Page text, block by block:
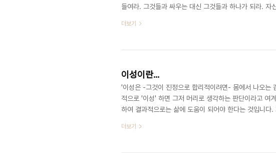
들여라. 그것들과 싸우는 대신 그것들과 하나가 되라. 자
아닐런지요
더보기
이성이란...
'이성은 -그것이 진정으로 합리적이려면- 몸에서 나오
적으로 '이성' 하면 그저 머리로 생각하는 판단이라고 여
하여 결과적으로는 삶에 도움이 되어야 한다는 것입니다
더보기